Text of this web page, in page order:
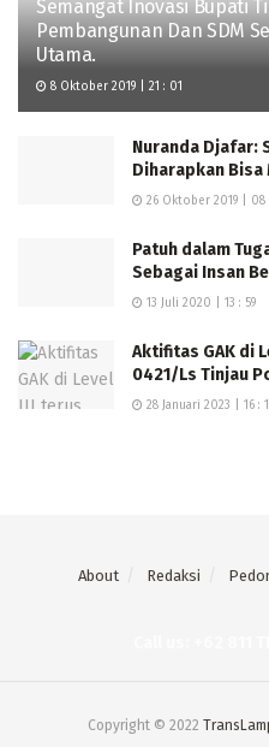
Semangat Inovasi Bupati
Pembangunan Dan SDM
Utama.
8 Oktober 2019 | 21 : 01
Nuranda Djafar:
Diharapkan Bisa
26 Oktober 2019 | 08
Patuh dalam
Sebagai Insan
13 Juli 2020 | 13 : 59
Aktifitas GAK di
0421/Ls Tinjau
28 Januari 2023 | 16 :
About Redaksi
Copyright © 2022